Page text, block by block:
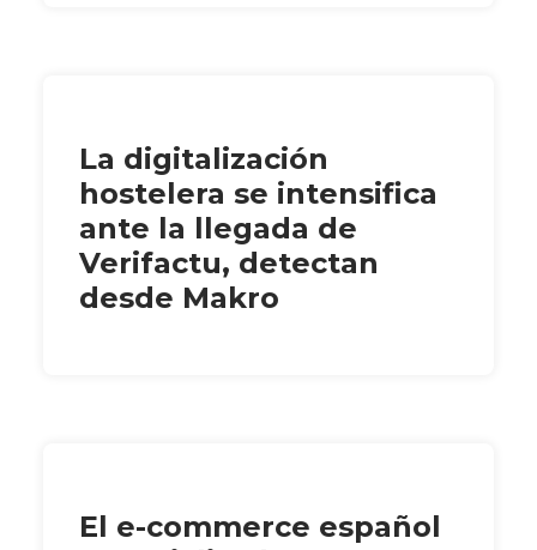
La digitalización
hostelera se intensifica
ante la llegada de
Verifactu, detectan
desde Makro
El e-commerce español